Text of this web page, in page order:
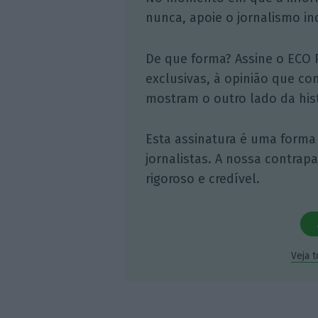
nunca, apoie o jornalismo
De que forma? Assine o
exclusivas, à opinião que
mostram o outro lado da
Esta assinatura é uma
jornalistas. A nossa
rigoroso e credível.
Veja